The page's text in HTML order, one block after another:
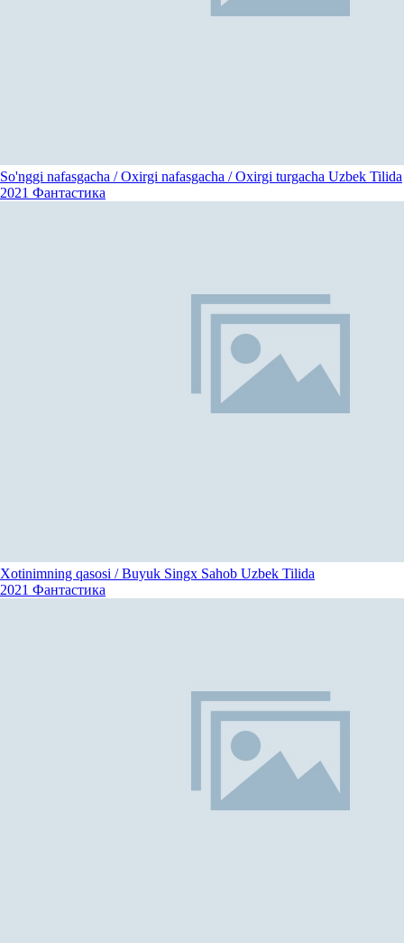
So'nggi nafasgacha / Oxirgi nafasgacha / Oxirgi turgacha Uzbek Tilida
2021 Фантастика
Xotinimning qasosi / Buyuk Singx Sahob Uzbek Tilida
2021 Фантастика